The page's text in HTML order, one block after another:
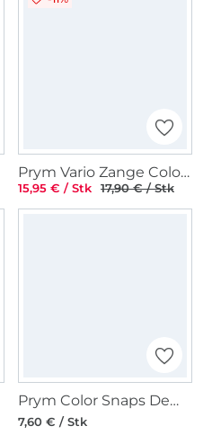
Prym Vario Zange Colour Edition Minze / Salbei
15,95 € / Stk 17,90 € / Stk
Prym Color Snaps Demontage-Set
7,60 € / Stk